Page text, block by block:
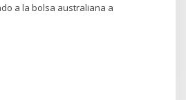
a la bolsa australiana a